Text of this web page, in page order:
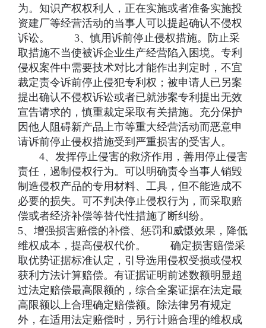
为。知识产权权利人，正在实施或者准备实施投
资建厂等经营活动的当事人可以提起确认不侵权
诉讼。 3、慎用诉前停止侵权措施。防止采
取措施不当使被诉企业生产经营陷入困境。专利
侵权案件中需要技术对比才能作出判定时，不宜
裁定责令诉前停止侵犯专利权；被申请人已另案
提出确认不侵权诉讼或者已就涉案专利提出无效
宣告请求的，慎重裁定采取有关措施。充分保护
因他人阻碍新产品上市等重大经营活动而恶意申
请诉前停止侵权措施受到严重损害的受害人。
4、发挥停止侵害的救济作用，善用停止侵害
责任，遏制侵权行为。可以明确责令当事人销毁
制造侵权产品的专用材料、工具，但不能造成不
必要的损失。可不判决停止侵权行为，而采取赔
偿或者经济补偿等替代性措施了断纠纷。
5、增强损害赔偿的补偿、惩罚和威慑效果，降低
维权成本，提高侵权代价。 确定损害赔偿采
取优势证据标准认定，引导选用侵权受损或侵权
获利方法计算赔偿。有证据证明前述数额明显超
过法定赔偿最高限额的，综合全案证据在法定最
高限额以上合理确定赔偿额。除法律另有规定
外，在适用法定赔偿时，另行计赔合理的维权成